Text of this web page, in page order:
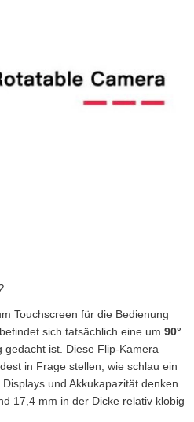
Touchscreen für die Bedienung
sich tatsächlich eine um 90°
gedacht ist. Diese Flip-Kamera
in Frage stellen, wie schlau ein
und Akkukapazität denken
17,4 mm in der Dicke relativ klobig